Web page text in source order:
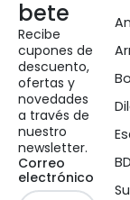
bete
Recibe
cupones de
descuento,
ofertas y
novedades
a través de
nuestro
newsletter.
Correo
electrónico